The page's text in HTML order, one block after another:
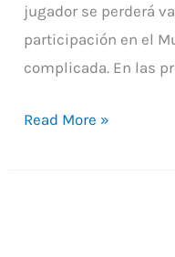
jugador se perderá
participación en el
complicada. En las
Read More »